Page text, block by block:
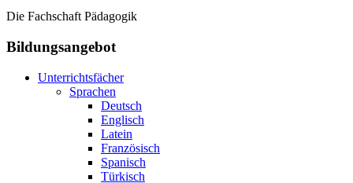
Die Fachschaft Pädagogik
Bildungsangebot
Unterrichtsfächer
Sprachen
Deutsch
Englisch
Latein
Französisch
Spanisch
Türkisch